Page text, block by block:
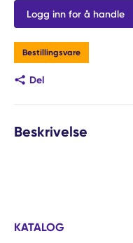
Logg inn for å handle
Bestillingsvare
Del
Beskrivelse
KATALOG